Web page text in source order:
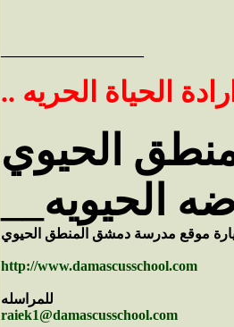
الحياة الحريه
الحيوي
الحيويه
موقع مدرسة دمشق المنطق الحيوي
http://www.damascusschool.com
للمراسله
raiek1@damascusschool.com